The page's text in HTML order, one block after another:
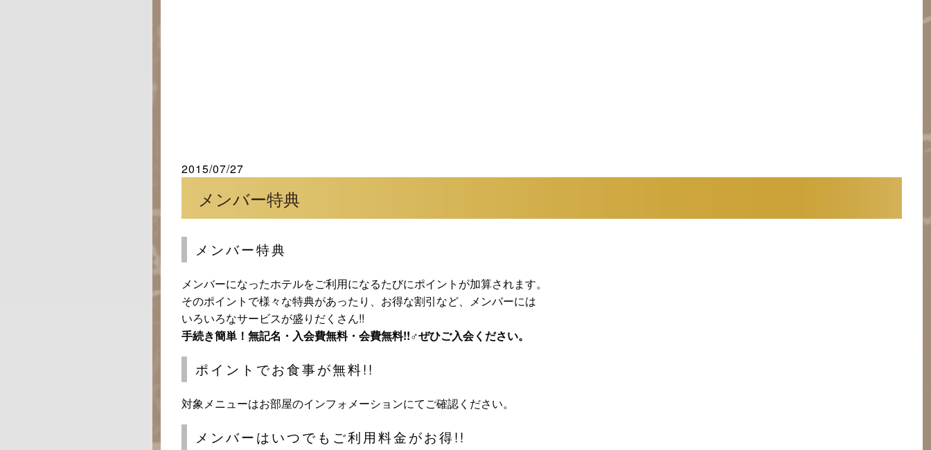
2015/07/27
メンバー特典
メンバー特典
メンバーになったホテルをご利用になるたびにポイントが加算されます。
そのポイントで様々な特典があったり、お得な割引など、メンバーには
いろいろなサービスが盛りだくさん!!
手続き簡単！無記名・入会費無料・会費無料!!♂ぜひご入会ください。
ポイントでお食事が無料!!
対象メニューはお部屋のインフォメーションにてご確認ください。
メンバーはいつでもご利用料金がお得!!